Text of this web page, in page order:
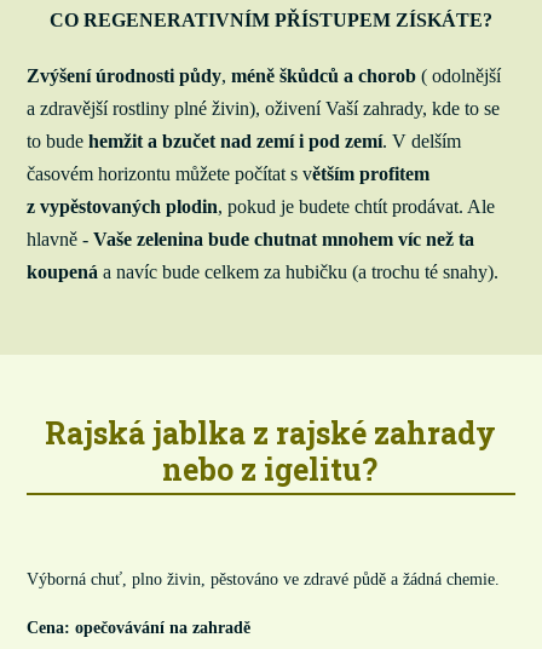
CO REGENERATIVNÍM PŘÍSTUPEM ZÍSKÁTE?
Zvýšení úrodnosti půdy,méně škůdců a chorob ( odolnější
a zdravější rostliny plné živin), oživení Vaší zahrady, kde to se
to budehemžit a bzučet nad zemí i pod zemí. V delším
časovém horizontu můžete počítat s větším profitem
z vypěstovaných plodin, pokud je budete chtít prodávat. Ale
hlavně -Vaše zelenina bude chutnat mnohem víc než ta
koupená a navíc bude celkem za hubičku (a trochu té snahy).
Rajská jablka z rajské zahrady
nebo z igelitu?
Výborná chuť, plno živin, pěstováno ve zdravé půdě a žádná chemie.
Cena: opečovávání na zahradě